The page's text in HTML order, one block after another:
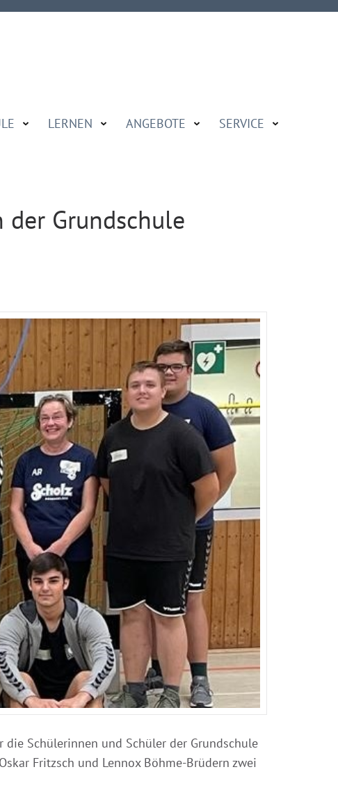
LERNEN ANGEBOTE SERVICE
Grundschule
Schülerinnen und Schüler der Grundschule
Fritzsch und Lennox Böhme-Brüdern zwei